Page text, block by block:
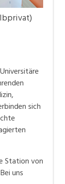
sich
Station von
uns